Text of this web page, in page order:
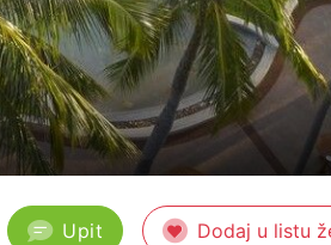
Upit Dodaj u listu